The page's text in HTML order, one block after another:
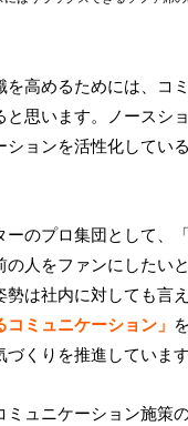
を高めるためには、コ
と思います。ノースシ
ションを活性化してい
ーのプロ集団として、
の人をファンにしたい
勢は社内に対しても言
ミュニケーション」
くりを推進しています
ミュニケーション施策